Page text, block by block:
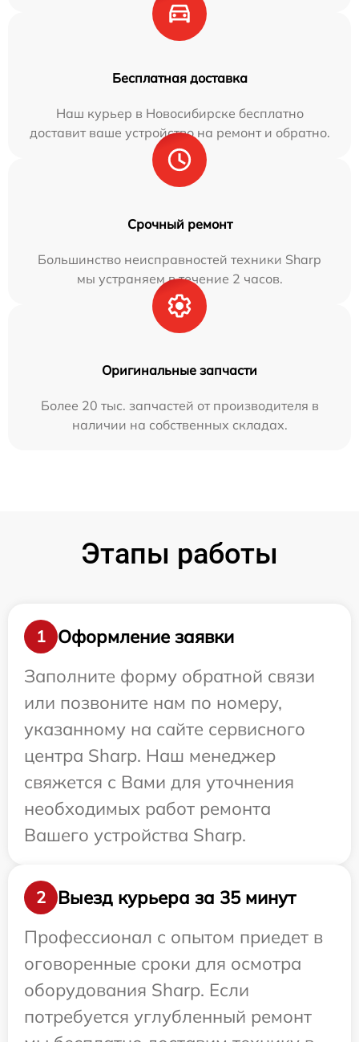
Бесплатная доставка
Наш курьер в Новосибирске бесплатно
доставит ваше устройство на ремонт и обратно.
Срочный ремонт
Большинство неисправностей техники Sharp
мы устраняем в течение 2 часов.
Оригинальные запчасти
Более 20 тыс. запчастей от производителя в
наличии на собственных складах.
Этапы работы
1
Оформление заявки
Заполните форму обратной связи
или позвоните нам по номеру,
указанному на сайте сервисного
центра Sharp. Наш менеджер
свяжется с Вами для уточнения
необходимых работ ремонта
Вашего устройства Sharp.
2
Выезд курьера за 35 минут
Профессионал с опытом приедет в
оговоренные сроки для осмотра
оборудования Sharp. Если
потребуется углубленный ремонт